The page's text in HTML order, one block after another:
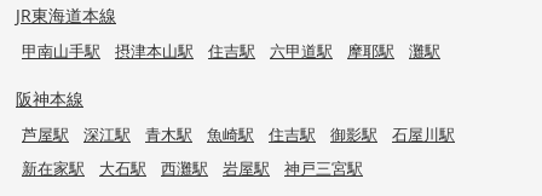
JR東海道本線
甲南山手駅 摂津本山駅 住吉駅 六甲道駅 摩耶駅 灘駅
阪神本線
芦屋駅 深江駅 青木駅 魚崎駅 住吉駅 御影駅
石屋川駅
新在家駅
大石駅 西灘駅 岩屋駅 神戸三宮駅